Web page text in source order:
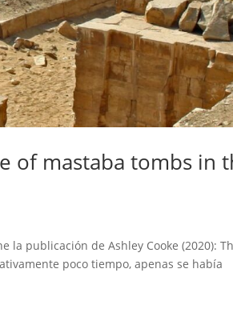
of mastaba tombs in
publicación de Ashley Cooke (2020):
poco tiempo, apenas se había